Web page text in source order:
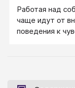
Работая над
чаще идут от
поведения к
сочетание